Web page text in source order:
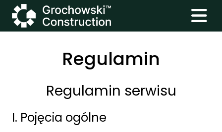
Regulamin
Regulamin serwisu
I. Pojęcia ogólne